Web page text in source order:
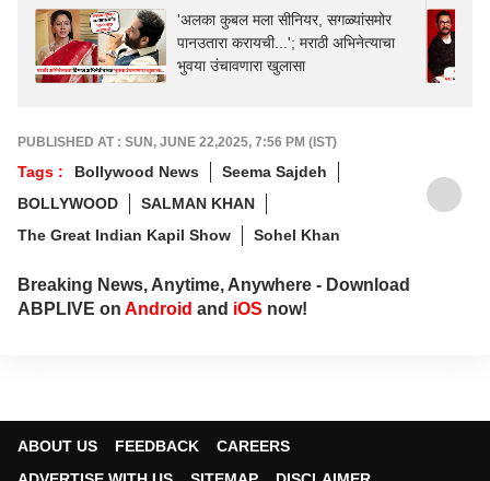
'अलका कुबल मला सीनियर, सगळ्यांसमोर
पानउतारा करायची...'; मराठी अभिनेत्याचा
भुवया उंचावणारा खुलासा
PUBLISHED AT : SUN, JUNE 22,2025, 7:56 PM (IST)
Tags : Bollywood News
Seema Sajdeh
BOLLYWOOD
SALMAN KHAN
The Great Indian Kapil Show
Sohel Khan
Breaking News, Anytime, Anywhere - Download
ABPLIVE on Android and iOS now!
ABOUT US FEEDBACK
CAREERS